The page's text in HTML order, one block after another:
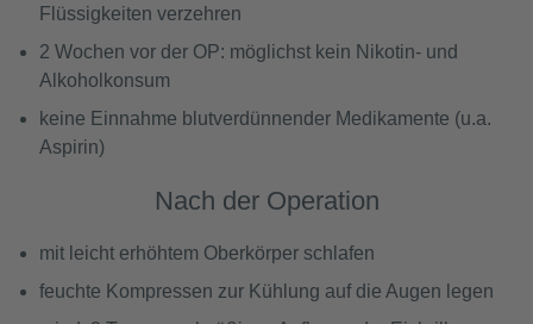
Flüssigkeiten verzehren
2 Wochen vor der OP: möglichst kein Nikotin- und
Alkoholkonsum
keine Einnahme blutverdünnender Medikamente (u.a.
Aspirin)
Nach der Operation
mit leicht erhöhtem Oberkörper schlafen
feuchte Kompressen zur Kühlung auf die Augen legen